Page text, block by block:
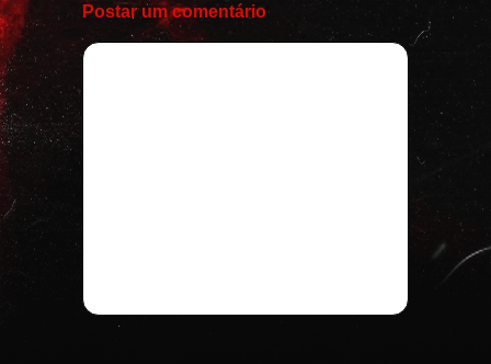
Postar um comentário